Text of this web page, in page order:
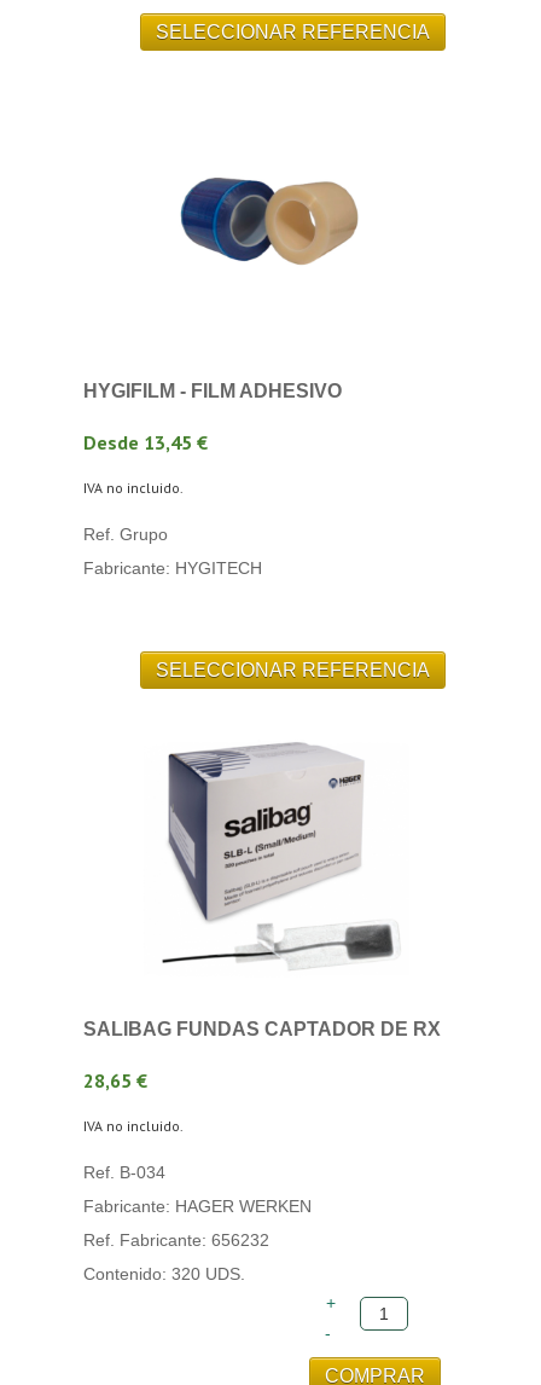
HYGIFILM - FILM ADHESIVO
Desde 13,45 €
IVA no incluido.
Ref. Grupo
Fabricante: HYGITECH
SALIBAG FUNDAS CAPTADOR DE RX
28,65 €
IVA no incluido.
Ref. B-034
Fabricante: HAGER WERKEN
Ref. Fabricante: 656232
Contenido: 320 UDS.